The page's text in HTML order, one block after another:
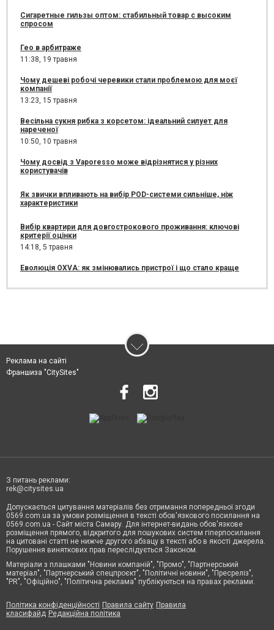
Сигаретные гильзы оптом: стабильный товар с высоким
спросом
Гео в арбитраже
11:38, 19 травня
Чому дешеві робочі черевики стали проблемою для моєї
компанії
13:23, 15 травня
Весільна сукня рибка з корсетом: ідеальний силует для
нареченої
10:50, 10 травня
Чому досвід з Vaporesso може відрізнятися у різних
користувачів
Як звички впливають на вибір POD-системи сильніше, ніж
характеристики
Вибір квартири для довгострокового проживання: ключові
критерії оцінки
14:18, 5 травня
Еволюція OXVA: як змінювались пристрої і що стало краще
Реклама на сайті
Франшиза "CitySites"
З питань реклами:
rek@citysites.ua
Допускається цитування матеріалів без отримання попередньої згоди
0569.com.ua за умови розміщення в тексті обов'язкового посилання на
0569.com.ua - Сайт міста Самару. Для інтернет-видань обов'язкове
розміщення прямого, відкритого для пошукових систем гіперпосилання
на цитовані статті не нижче другого абзацу в тексті або в якості джерела.
Порушення виняткових прав переслідується Законом.
Матеріали з плашками "Новини компаній", "Промо", "Партнерський
матеріал", "Партнерський спецпроєкт", "Політичні новини", "Пресреліз",
"PR", "Офіційно", "Політична реклама" публікуються на правах реклами.
Політика конфіденційності Правила сайту Правила
класифайд Редакційна політика